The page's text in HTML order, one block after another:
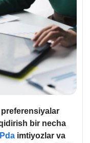
bir necha
imtiyozlar va